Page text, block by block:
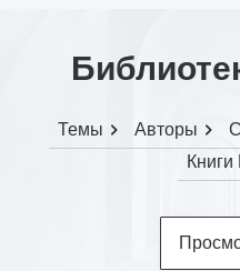
Темы Авторы